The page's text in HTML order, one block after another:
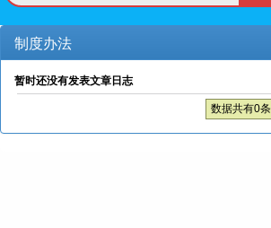
制度办法
暂时还没有发表文章日志
数据共有0条